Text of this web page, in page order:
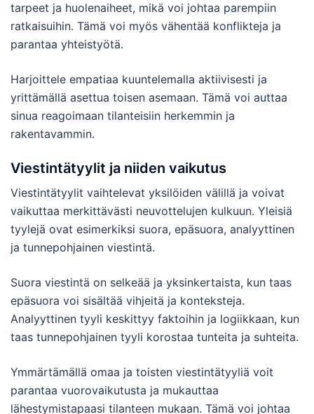
tarpeet ja huolenaiheet, mikä voi johtaa parempiin
ratkaisuihin. Tämä voi myös vähentää konflikteja ja
parantaa yhteistyötä.
Harjoittele empatiaa kuuntelemalla aktiivisesti ja
yrittämällä asettua toisen asemaan. Tämä voi auttaa
sinua reagoimaan tilanteisiin herkemmin ja
rakentavammin.
Viestintätyylit ja niiden vaikutus
Viestintätyylit vaihtelevat yksilöiden välillä ja voivat
vaikuttaa merkittävästi neuvottelujen kulkuun. Yleisiä
tyylejä ovat esimerkiksi suora, epäsuora, analyyttinen
ja tunnepohjainen viestintä.
Suora viestintä on selkeää ja yksinkertaista, kun taas
epäsuora voi sisältää vihjeitä ja konteksteja.
Analyyttinen tyyli keskittyy faktoihin ja logiikkaan, kun
taas tunnepohjainen tyyli korostaa tunteita ja suhteita.
Ymmärtämällä omaa ja toisten viestintätyyliä voit
parantaa vuorovaikutusta ja mukauttaa
lähestymistapaasi tilanteen mukaan. Tämä voi johtaa